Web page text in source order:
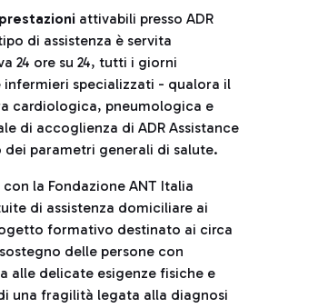
attivabili presso ADR
di assistenza è servita
24 ore su 24, tutti i giorni
infermieri specializzati - qualora il
cardiologica, pneumologica e
di accoglienza di ADR Assistance
parametri generali di salute.
la Fondazione ANT Italia
di assistenza domiciliare ai
formativo destinato ai circa
delle persone con
alle delicate esigenze fisiche e
una fragilità legata alla diagnosi